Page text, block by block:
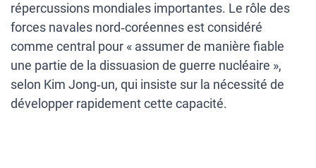
répercussions mondiales importantes. Le rôle des
forces navales nord‑coréennes est considéré
comme central pour « assumer de manière fiable
une partie de la dissuasion de guerre nucléaire »,
selon Kim Jong‑un, qui insiste sur la nécessité de
développer rapidement cette capacité.